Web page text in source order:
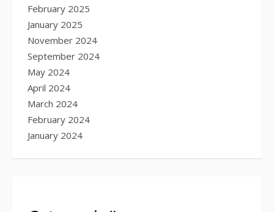
February 2025
January 2025
November 2024
September 2024
May 2024
April 2024
March 2024
February 2024
January 2024